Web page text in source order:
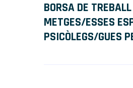
BORSA DE
METGES/ESSES
PSICÒLEGS/GUES